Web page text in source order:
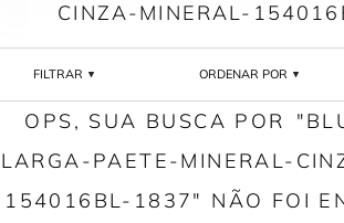
CINZA-MINERAL-
FILTRAR ORDENAR POR
LARGA-PAETE-MINERAL-
154016BL-1837